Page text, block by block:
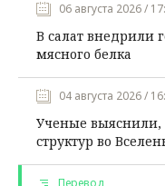
06 августа 2026 /
В салат внедрили
мясного белка
04 августа 2026 /
Ученые выяснили,
структур во